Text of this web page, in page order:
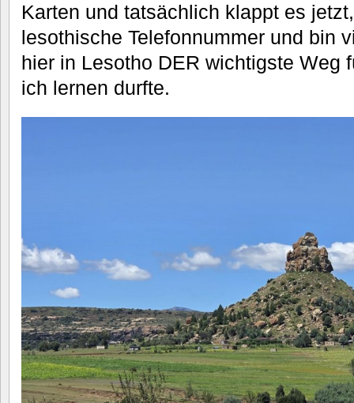
Karten und tatsächlich klappt es
lesothische Telefonnummer und bin
hier in Lesotho DER wichtigste Weg
ich lernen durfte.